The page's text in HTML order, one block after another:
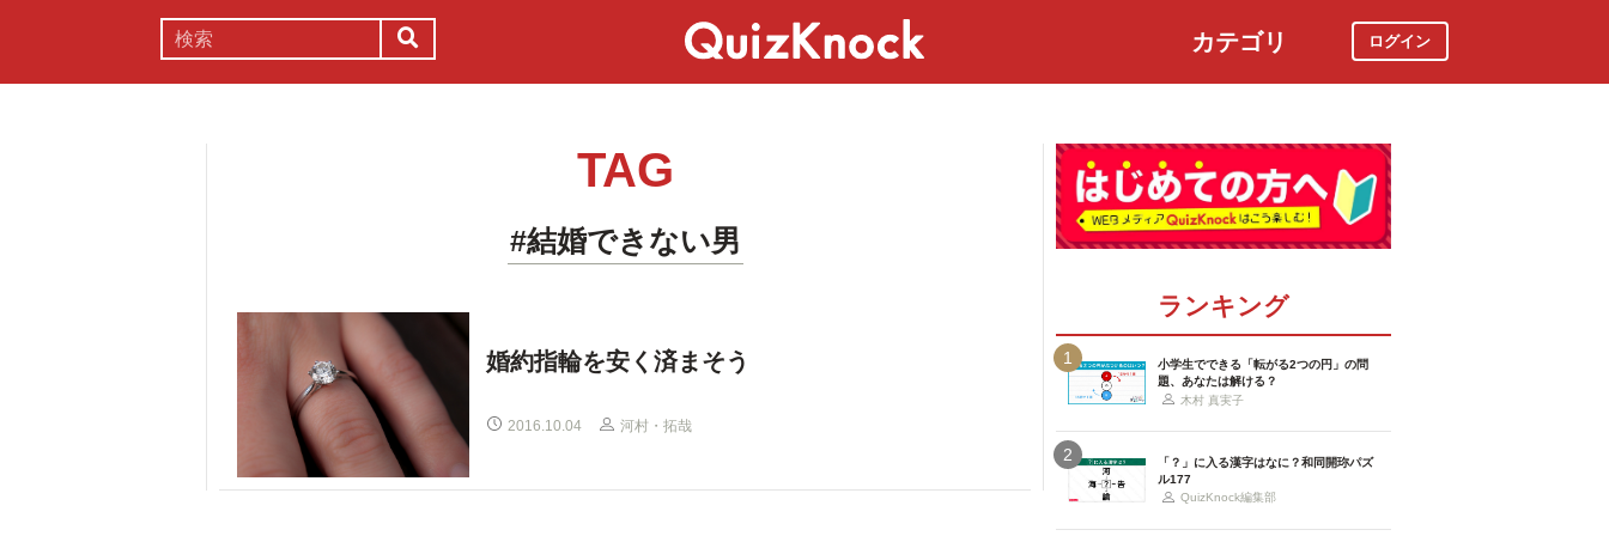
カテゴリ ログイン
TAG
#結婚できない男
婚約指輪を安く済まそう
2016.10.04 河村・拓哉
ランキング
1
小学生でできる「転がる2つの円」の問
題、あなたは解ける？
木村 真実子
2
「？」に入る漢字はなに？和同開珎パズ
ル177
QuizKnock編集部